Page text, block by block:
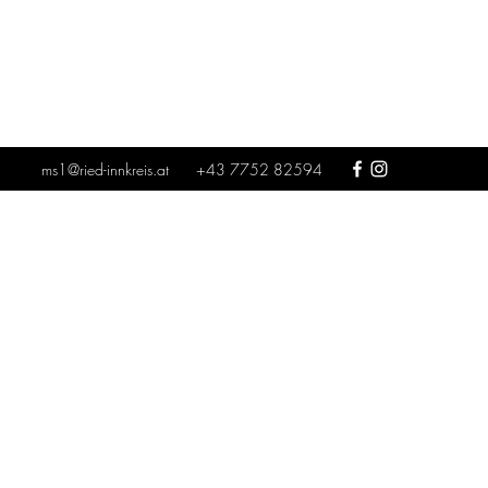
ms1@ried-innkreis.at +43 7752 82594